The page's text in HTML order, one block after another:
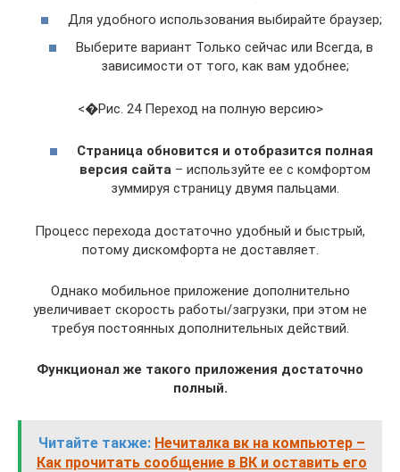
Для удобного использования выбирайте браузер;
Выберите вариант Только сейчас или Всегда, в
зависимости от того, как вам удобнее;
<�Рис. 24 Переход на полную версию>
Страница обновится и отобразится полная
версия сайта – используйте ее с комфортом
зуммируя страницу двумя пальцами.
Процесс перехода достаточно удобный и быстрый,
потому дискомфорта не доставляет.
Однако мобильное приложение дополнительно
увеличивает скорость работы/загрузки, при этом не
требуя постоянных дополнительных действий.
Функционал же такого приложения достаточно
полный.
Читайте также: Нечиталка вк на компьютер –
Как прочитать сообщение в ВК и оставить его